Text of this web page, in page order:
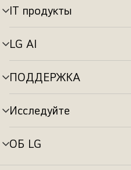
IT продукты
Переключатель
меню
LG AI
Переключатель
меню
ПОДДЕРЖКА
Переключатель
меню
Исследуйте
Переключатель
меню
ОБ LG
Переключатель